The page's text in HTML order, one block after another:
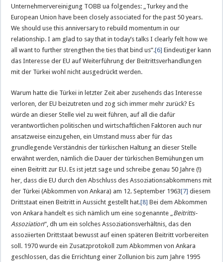
Unternehmervereinigung TOBB ua folgendes: „Turkey and the
European Union have been closely associated for the past 50 years.
We should use this anniversary to rebuild momentum in our
relationship. I am glad to say that in today’s talks I clearly felt how we
all want to further strengthen the ties that bind us”.[6] Eindeutiger kann
das Interesse der EU auf Weiterführung der Beitrittsverhandlungen
mit der Türkei wohl nicht ausgedrückt werden.
Warum hatte die Türkei in letzter Zeit aber zusehends das Interesse
verloren, der EU beizutreten und zog sich immer mehr zurück? Es
würde an dieser Stelle viel zu weit führen, auf all die dafür
verantwortlichen politischen und wirtschaftlichen Faktoren auch nur
ansatzweise einzugehen, ein Umstand muss aber für das
grundlegende Verständnis der türkischen Haltung an dieser Stelle
erwähnt werden, nämlich die Dauer der türkischen Bemühungen um
einen Beitritt zur EU. Es ist jetzt sage und schreibe genau 50 Jahre (!)
her, dass die EU durch den Abschluss des Assoziationsabkommens mit
der Türkei (Abkommen von Ankara) am 12. September 1963[7] diesem
Drittstaat einen Beitritt in Aussicht gestellt hat.[8] Bei dem Abkommen
von Ankara handelt es sich nämlich um eine sogenannte „Beitritts-
Assoziation“, dh um ein solches Assoziationsverhältnis, das den
assoziierten Drittstaat bewusst auf einen späteren Beitritt vorbereiten
soll. 1970 wurde ein Zusatzprotokoll zum Abkommen von Ankara
geschlossen, das die Errichtung einer Zollunion bis zum Jahre 1995